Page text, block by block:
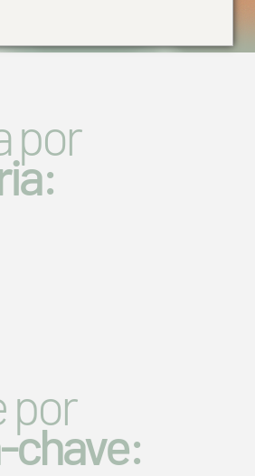
por
por
chave: